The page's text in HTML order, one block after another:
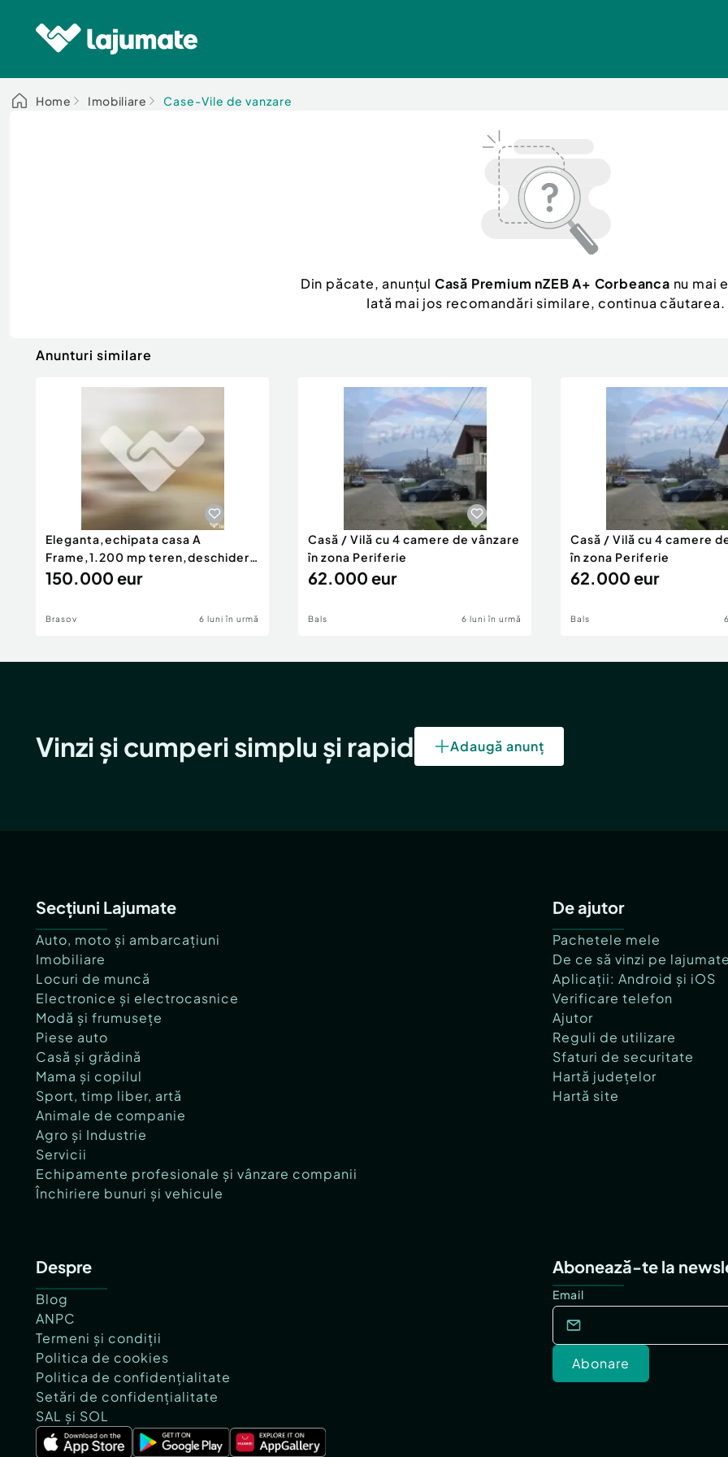
Home Imobiliare Case-Vile de vanzare
Din păcate, anunțul Casă Premium nZEB A+ Corbeanca nu mai
Iată mai jos recomandări similare, continua căutarea.
Anunturi similare
Eleganta,echipata casa A
Frame,1.200 mp teren,deschidere
Pia
150.000 eur
Brasov 6 luni în urmă
Casă / Vilă cu 4 camere de vânzare
în zona Periferie
62.000 eur
Bals 6 luni în urmă
Casă / Vilă cu 4 camere
în zona Periferie
62.000 eur
Bals
Vinzi și cumperi simplu și rapid Adaugă anunț
Secțiuni Lajumate
Auto, moto și ambarcațiuni
Imobiliare
Locuri de muncă
Electronice și electrocasnice
Modă și frumusețe
Piese auto
Casă și grădină
Mama și copilul
Sport, timp liber, artă
Animale de companie
Agro și Industrie
Servicii
Echipamente profesionale și vânzare companii
Închiriere bunuri și vehicule
De ajutor
Pachetele mele
De ce să vinzi pe
Aplicații: Android și iOS
Verificare telefon
Ajutor
Reguli de utilizare
Sfaturi de securitate
Hartă județelor
Hartă site
Despre
Blog
ANPC
Termeni și condiții
Politica de cookies
Politica de confidențialitate
Setări de confidențialitate
SAL și SOL
Abonează-te la
Email
Abonare